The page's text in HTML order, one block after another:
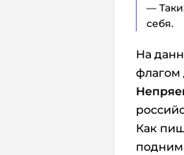
—
себя.
На
Как